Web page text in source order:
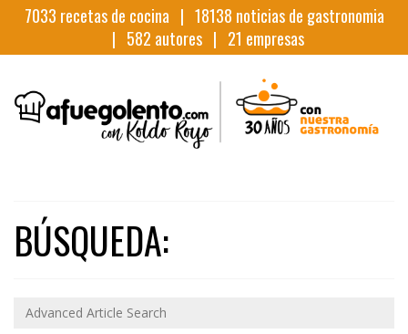
7033 recetas de cocina | 18138 noticias de gastronomia
| 582 autores | 21 empresas
BÚSQUEDA: